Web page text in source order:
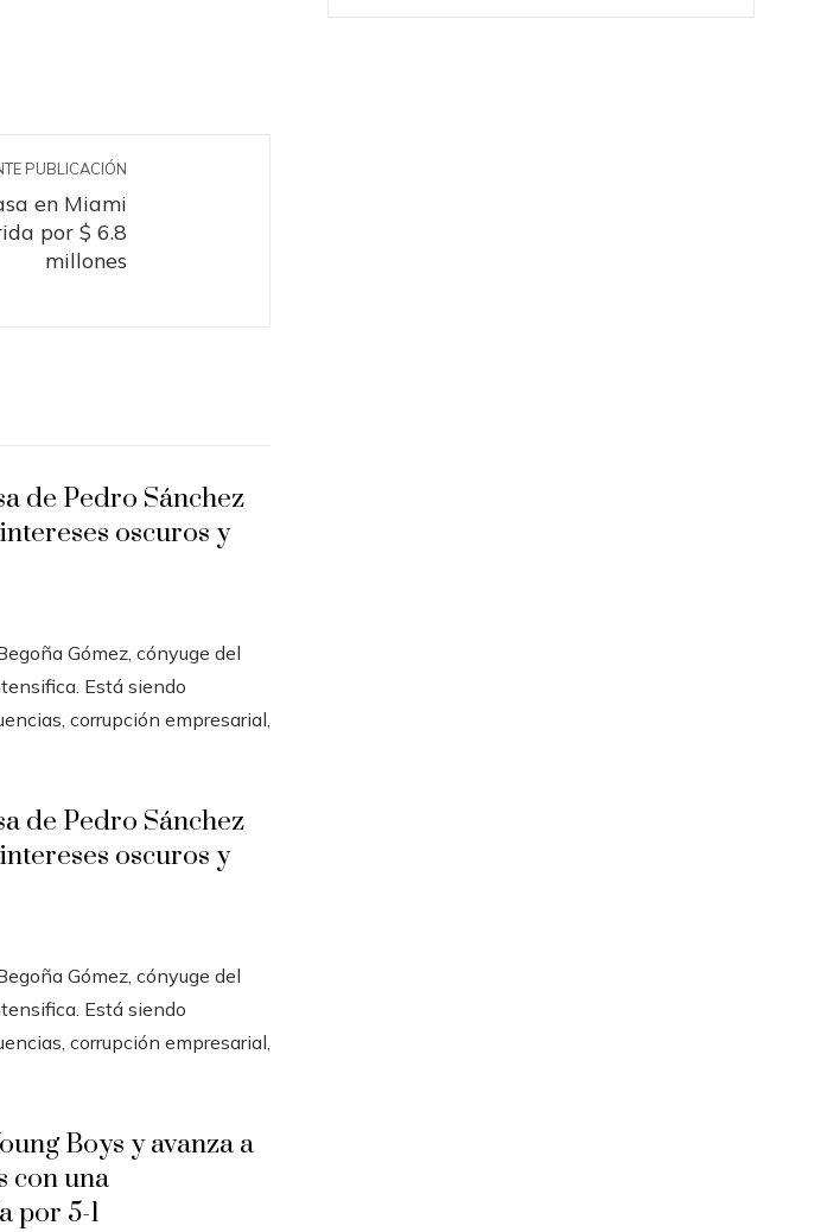
PUBLICACIÓN
en Miami
por $ 6.8
millones
de Pedro Sánchez
oscuros y
Gómez, cónyuge del
Está siendo
corrupción empresarial,
de Pedro Sánchez
oscuros y
Gómez, cónyuge del
Está siendo
corrupción empresarial,
Boys y avanza a
con una
por 5-1